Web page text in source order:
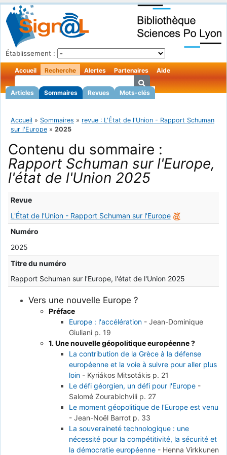
Établissement :
Accueil Recherche
Articles Sommaires Revues Mots-clés
Alertes Partenaires Aide
Accueil » Sommaires » revue : L'État de l'Union - Rapport Schuman
sur l'Europe » 2025
Contenu du sommaire :
Rapport Schuman sur l'Europe,
l'état de l'Union 2025
Revue
L'État de l'Union - Rapport Schuman sur l'Europe
Numéro
2025
Titre du numéro
Rapport Schuman sur l'Europe, l'état de l'Union 2025
Vers une nouvelle Europe ?
Préface
Europe : l'accélération - Jean-Dominique
Giuliani p. 19
1. Une nouvelle géopolitique européenne ?
La contribution de la Grèce à la défense
européenne et la voie à suivre pour aller plus
loin - Kyriákos Mitsotákis p. 21
Le défi géorgien, un défi pour l'Europe -
Salomé Zourabichvili p. 27
Le moment géopolitique de l'Europe est venu
- Jean-Noël Barrot p. 33
La souveraineté technologique : une
nécessité pour la compétitivité, la sécurité et
la démocratie européenne - Henna Virkkunen